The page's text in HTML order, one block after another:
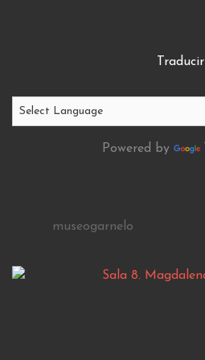
Traducir
Powered by
museogarnelo